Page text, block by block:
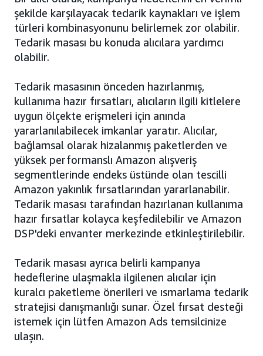
şekilde karşılayacak tedarik kaynakları ve işlem
türleri kombinasyonunu belirlemek zor olabilir.
Tedarik masası bu konuda alıcılara yardımcı
olabilir.
Tedarik masasının önceden hazırlanmış,
kullanıma hazır fırsatları, alıcıların ilgili kitlelere
uygun ölçekte erişmeleri için anında
yararlanılabilecek imkanlar yaratır. Alıcılar,
bağlamsal olarak hizalanmış paketlerden ve
yüksek performanslı Amazon alışveriş
segmentlerinde endeks üstünde olan tescilli
Amazon yakınlık fırsatlarından yararlanabilir.
Tedarik masası tarafından hazırlanan kullanıma
hazır fırsatlar kolayca keşfedilebilir ve Amazon
DSP'deki envanter merkezinde etkinleştirilebilir.
Tedarik masası ayrıca belirli kampanya
hedeflerine ulaşmakla ilgilenen alıcılar için
kuralcı paketleme önerileri ve ısmarlama tedarik
stratejisi danışmanlığı sunar. Özel fırsat desteği
istemek için lütfen Amazon Ads temsilcinize
ulaşın.